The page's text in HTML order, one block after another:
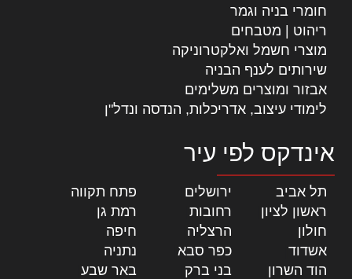
חומרי בניה וגמר
ריהוט | מטבחים
מוצרי חשמל ואלקטרוניקה
שירותים לענף הבניה
אבזור ומוצרים משלימים
לימודי עיצוב, אדריכלות, הנדסה ונדל"ן
אינדקס לפי עיר
תל אביב ירושלים פתח תקווה
ראשון לציון
רחובות רמת גן
חולון
הרצליה חיפה
אשדוד
כפר סבא נתניה
הוד השרון
בני ברק באר שבע